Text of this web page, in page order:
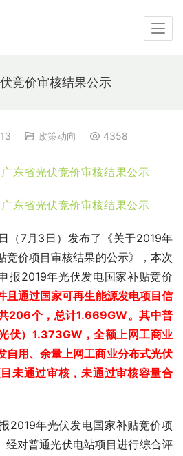
竞价审核结果公示
政策动向 4358
（7月3日）发布了《关于2019年
竞价项目审核结果的公示》，本次
报2019年光伏发电国家补贴竞价
且通过国家可再生能源发电项目信
206个，总计1.669GW。其中普
伏）1.373GW，全额上网工商业
用、余量上网工商业分布式光伏
未通过审核，未通过审核容量合
2019年光伏发电国家补贴竞价项
经对普通光伏电站项目进行综合评